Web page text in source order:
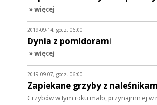
» więcej
2019-09-14, godz. 06:00
Dynia z pomidorami
» więcej
2019-09-07, godz. 06:00
Zapiekane grzyby z
Grzybów w tym roku mało, przynajmniej w